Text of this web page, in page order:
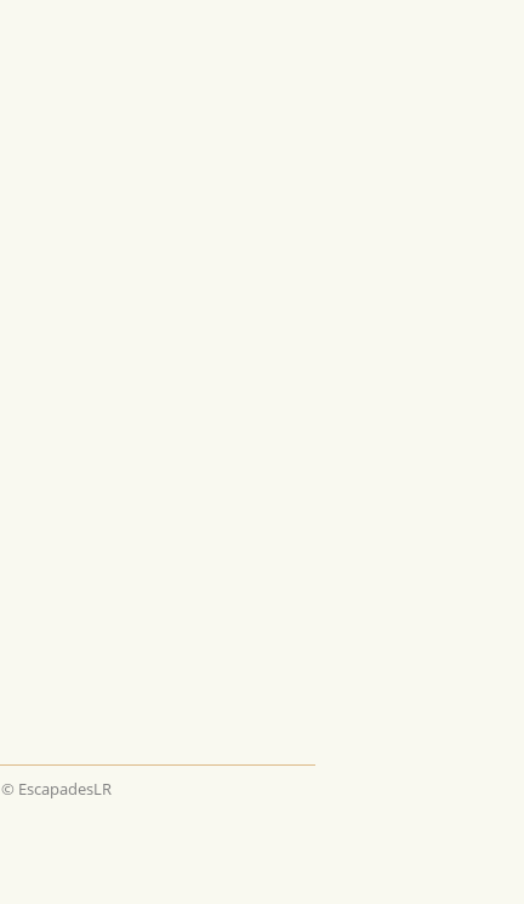
© EscapadesLR